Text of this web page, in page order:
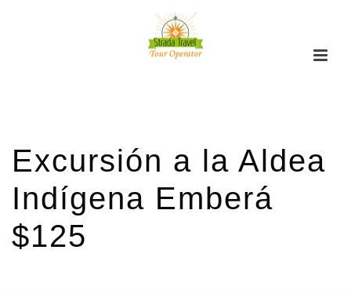
Excursión a la Aldea
Indígena Emberá
$125